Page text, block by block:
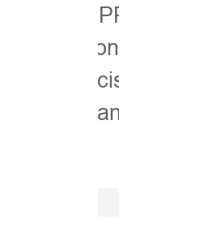
Target PPK Go
les données de
plus précises et
sans